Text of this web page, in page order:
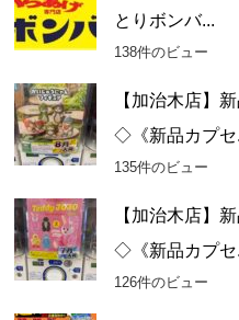
とりボンバ...
138件のビュー
【加治木店】
◇《新品カプセ
135件のビュー
【加治木店】
◇《新品カプセ
126件のビュー